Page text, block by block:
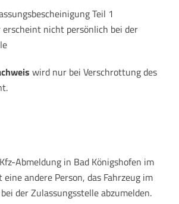
Teil 1
erscheint nicht persönlich bei der
wird nur bei Verschrottung des
Abmeldung in Bad Königshofen im
andere Person, das Fahrzeug im
der Zulassungsstelle abzumelden.